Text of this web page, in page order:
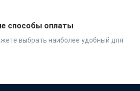
способы оплаты
выбрать наиболее удобный для